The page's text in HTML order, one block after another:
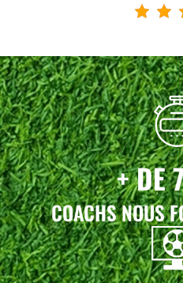
+ DE
COACHS NOUS